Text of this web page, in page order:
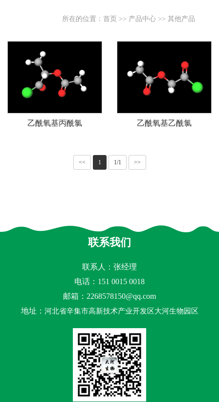
所在的位置： 首页 >> 产品中心>> 其他产品
乙酰氧基丙酰氯 乙酰氧基乙酰氯
<< 1 1/1 >>
联系我们
联系人：张经理
电话：151 0015 0018
邮箱： 2268578150@qq.com
地址： 河北省辛集市高新技术产业开发区大河生物园区